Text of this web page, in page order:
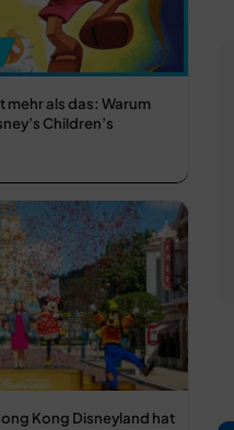
mehr als das: Warum
Children’s
Kong Disneyland hat